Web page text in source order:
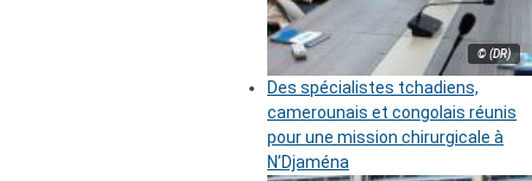
© (DR)
Des spécialistes tchadiens,
camerounais et congolais réunis
pour une mission chirurgicale à
N’Djaména